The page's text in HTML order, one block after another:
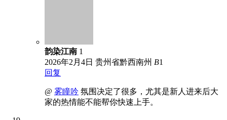
韵染江南 1
2026年2月4日 贵州省黔西南州 B1
回复
@ 雾瞳吟 氛围决定了很多，尤其是新人进来后大
家的热情能不能帮你快速上手。